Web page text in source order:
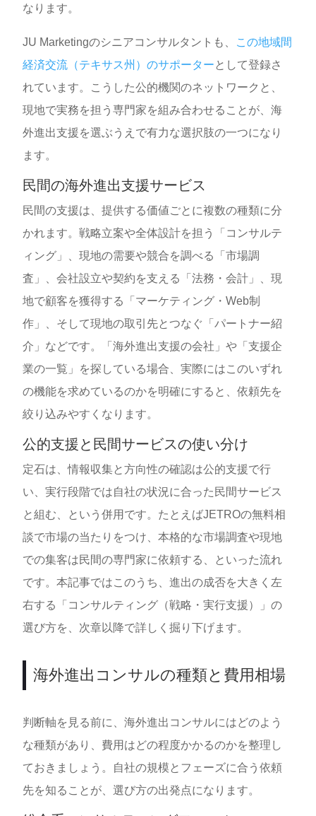
なります。
JU Marketingのシニアコンサルタントも、 この地域間
経済交流（テキサス州）のサポーター として登録さ
れています。こうした公的機関のネットワークと、
現地で実務を担う専門家を組み合わせることが、海
外進出支援を選ぶうえで有力な選択肢の一つになり
ます。
民間の海外進出支援サービス
民間の支援は、提供する価値ごとに複数の種類に分
かれます。戦略立案や全体設計を担う「コンサルテ
ィング」、現地の需要や競合を調べる「市場調
査」、会社設立や契約を支える「法務・会計」、現
地で顧客を獲得する「マーケティング・Web制
作」、そして現地の取引先とつなぐ「パートナー紹
介」などです。「海外進出支援の会社」や「支援企
業の一覧」を探している場合、実際にはこのいずれ
の機能を求めているのかを明確にすると、依頼先を
絞り込みやすくなります。
公的支援と民間サービスの使い分け
定石は、情報収集と方向性の確認は公的支援で行
い、実行段階では自社の状況に合った民間サービス
と組む、という併用です。たとえばJETROの無料相
談で市場の当たりをつけ、本格的な市場調査や現地
での集客は民間の専門家に依頼する、といった流れ
です。本記事ではこのうち、進出の成否を大きく左
右する「コンサルティング（戦略・実行支援）」の
選び方を、次章以降で詳しく掘り下げます。
海外進出コンサルの種類と費用相場
判断軸を見る前に、海外進出コンサルにはどのよう
な種類があり、費用はどの程度かかるのかを整理し
ておきましょう。自社の規模とフェーズに合う依頼
先を知ることが、選び方の出発点になります。